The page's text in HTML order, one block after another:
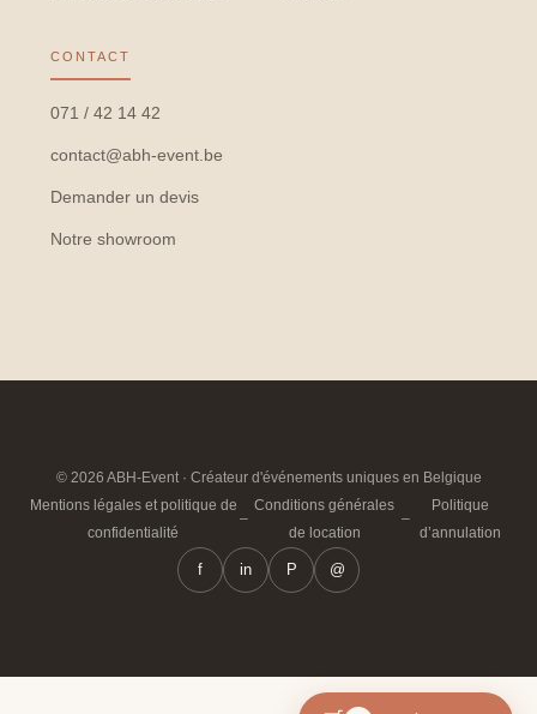
CONTACT
071 / 42 14 42
contact@abh-event.be
Demander un devis
Notre showroom
© 2026 ABH-Event · Créateur d'événements uniques en Belgique
Mentions légales et politique de
confidentialité
–
Conditions générales
de location
–
Politique
d’annulation
f in P @